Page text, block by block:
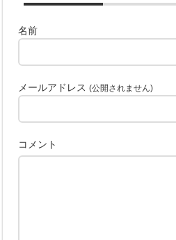
名前
メールアドレス(公開されません)
コメント